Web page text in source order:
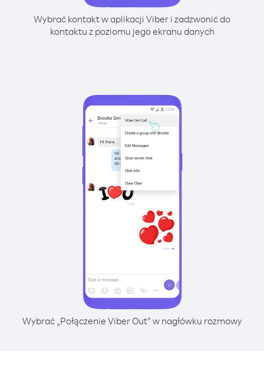
Wybrać kontakt w aplikacji Viber i zadzwonić do
kontaktu z poziomu jego ekranu danych
Wybrać „Połączenie Viber Out” w nagłówku rozmowy